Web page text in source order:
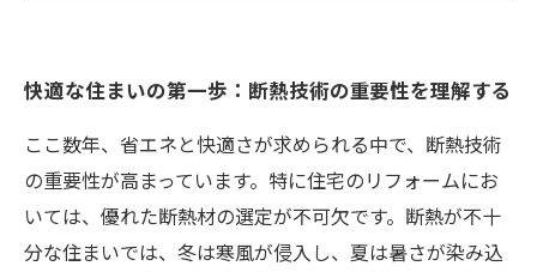
方
省エネを実現する断熱施工のポイントと成功事
例
快適な住環境を手に入れるためにできること
あなたの住まいをアップグレード：断熱リフォ
快適な住まいの第一歩：断熱技術の重要性を理解する
ここ数年、省エネと快適さが求められる中で、断熱技術
の重要性が高まっています。特に住宅のリフォームにお
いては、優れた断熱材の選定が不可欠です。断熱が不十
分な住まいでは、冬は寒風が侵入し、夏は暑さが染み込